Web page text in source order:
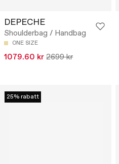
DEPECHE
Shoulderbag / Handbag
ONE SIZE
1079.60 kr 2699 kr
25% rabatt